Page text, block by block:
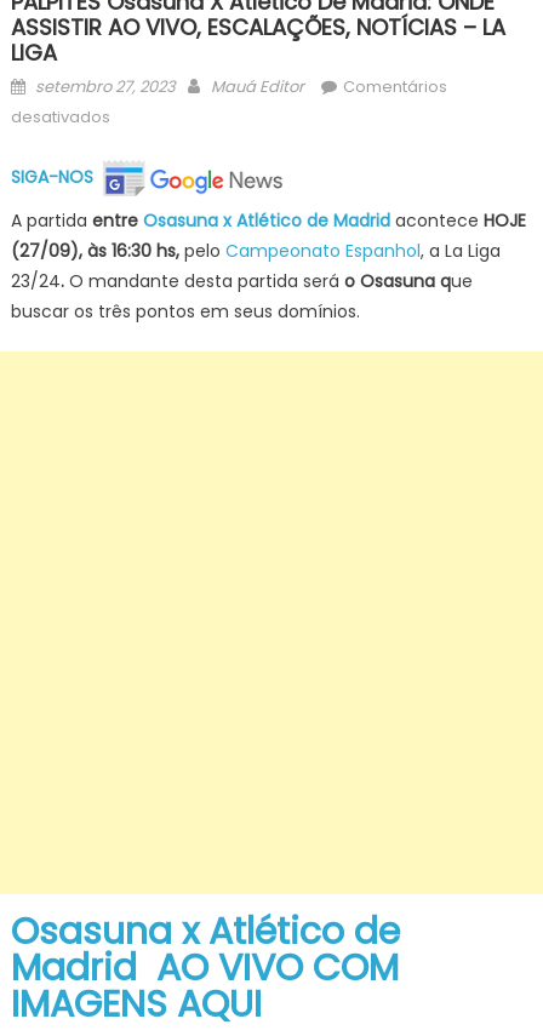
ASSISTIR AO VIVO, ESCALAÇÕES, NOTÍCIAS – LA
LIGA
Posted
on
setembro 27, 2023 Author
Mauá Editor
Comentários
desativadosem
Osasuna
x
Atlético
de
Madrid:
ONDE
SIGA-NOS
A partida entre Osasuna x Atlético de Madrid acontece HOJE
(27/09), às 16:30 hs,pelo Campeonato Espanhol, a La Liga
23/24.O mandante desta partida será o Osasuna que
buscar os três pontos em seus domínios.
Osasuna x Atlético de
Madrid AO VIVO COM
IMAGENS AQUI